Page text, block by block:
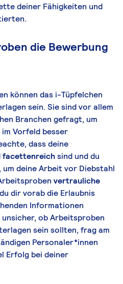
deiner Fähigkeiten und
die Bewerbung
können das i-Tüpfelchen
sein. Sie sind vor allem
Branchen gefragt, um
Vorfeld besser
dass deine
facettenreichsind und du
deine Arbeit vor Diebstahl
vertrauliche
dir vorab die Erlaubnis
Informationen
ob Arbeitsproben
sein sollten, frag am
Personaler*innen
Erfolg bei deiner